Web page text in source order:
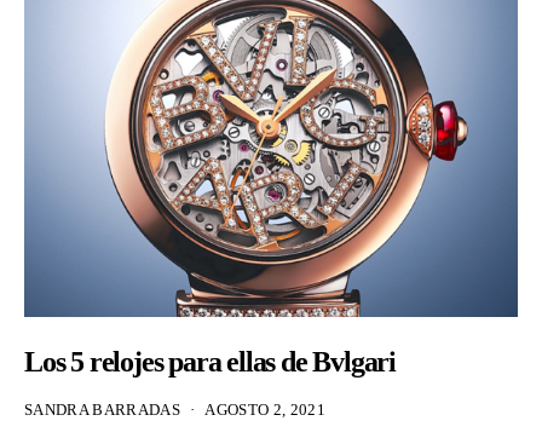
Los 5 relojes para ellas de Bvlgari
SANDRA BARRADAS AGOSTO 2, 2021